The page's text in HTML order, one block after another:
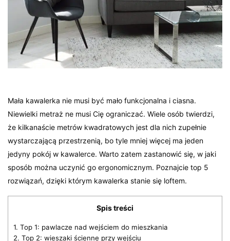
Mała kawalerka nie musi być mało funkcjonalna i ciasna.
Niewielki metraż ne musi Cię ograniczać. Wiele osób twierdzi,
że kilkanaście metrów kwadratowych jest dla nich zupełnie
wystarczającą przestrzenią, bo tyle mniej więcej ma jeden
jedyny pokój w kawalerce. Warto zatem zastanowić się, w jaki
sposób można uczynić go ergonomicznym. Poznajcie top 5
rozwiązań, dzięki którym kawalerka stanie się loftem.
Spis treści
1. Top 1: pawlacze nad wejściem do mieszkania
2. Top 2: wieszaki ścienne przy wejściu